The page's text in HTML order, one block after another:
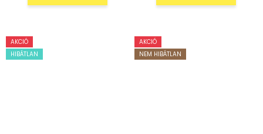
AKCIÓ
HIBÁTLAN
AKCIÓ
NEM HIBÁTLAN